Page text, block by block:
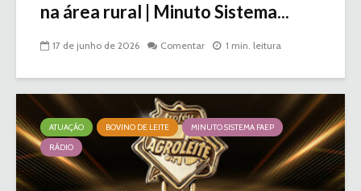
na área rural | Minuto Sistema...
17 de junho de 2026 Comentar 1 min. leitura
ATUAÇÃO BOVINO DE LEITE
MINUTO SISTEMA FAEP
RÁDIO